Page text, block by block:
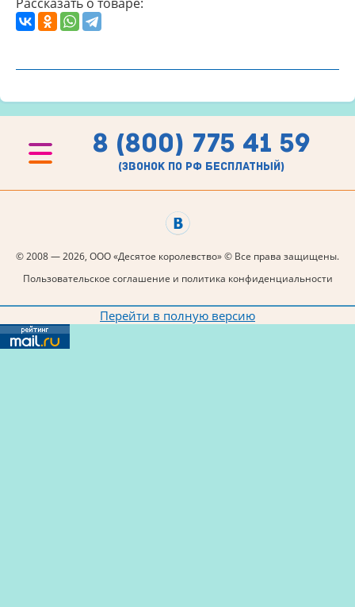
8 (800) 775 41 59
(звонок по рф бесплатный)
© 2008 — 2026, ООО «Десятое королевство» © Все права защищены.
Пользовательское соглашение и политика конфиденциальности
Перейти в полную версию